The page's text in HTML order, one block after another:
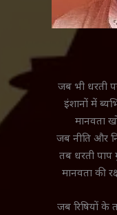
जब भी धरती
इंशानों में
मानवता
जब नीति और
तब धरती
मानवता की
जब रिषियों के